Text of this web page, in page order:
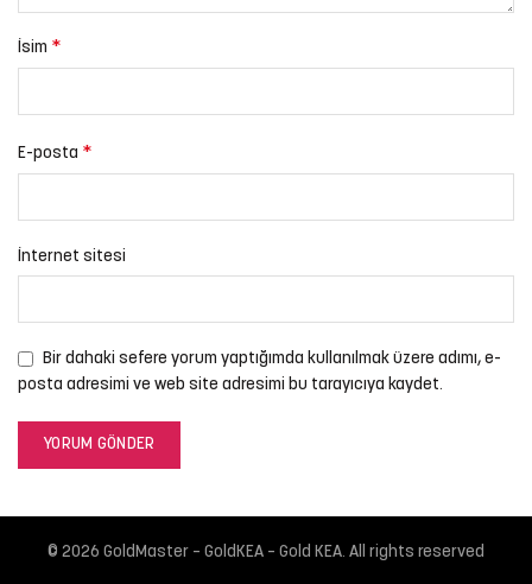
İsim *
E-posta *
İnternet sitesi
Bir dahaki sefere yorum yaptığımda kullanılmak üzere adımı, e-
posta adresimi ve web site adresimi bu tarayıcıya kaydet.
© 2026 GoldMaster – GoldKEA – Gold KEA. All rights reserved